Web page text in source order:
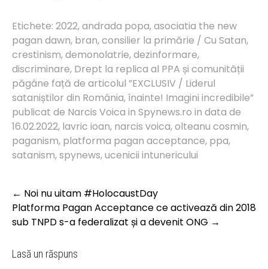
Etichete: 2022,andrada popa,asociatia the new
pagan dawn, bran,consilier la primărie / Cu Satan,
crestinism,demonolatrie,dezinformare,
discriminare, Drept la replica al PPA și comunității
păgâne față de articolul ”EXCLUSIV / Liderul
sataniștilor din România,înainte! Imagini incredibile”
publicat de Narcis Voica in Spynews.ro in data de
16.02.2022, lavric ioan, narcis voica,olteanu cosmin,
paganism, platforma pagan acceptance, ppa,
satanism,spynews,ucenicii intunericului
Post
navigation
← Noi nu uitam #HolocaustDay
Platforma Pagan Acceptance ce activează din 2018
sub TNPD s-a federalizat și a devenit ONG →
Lasă un răspuns